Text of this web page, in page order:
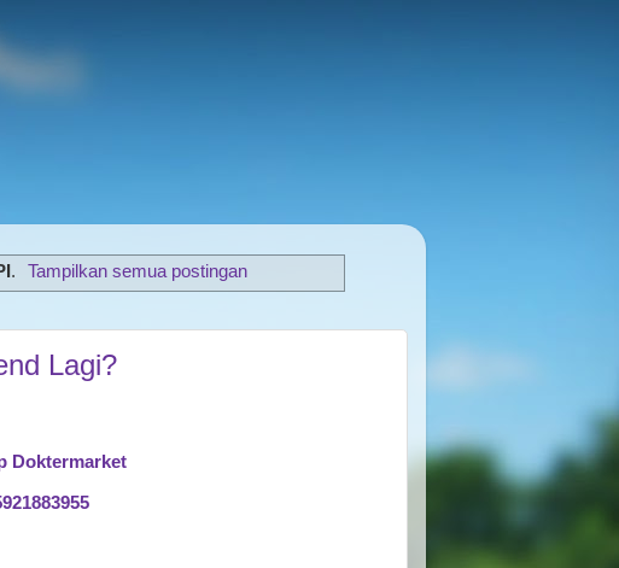
. Tampilkan semua postingan
Lagi?
Doktermarket